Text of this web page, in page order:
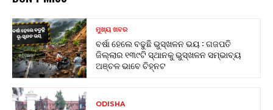
ମୁଖ୍ୟ ଖବର
ବର୍ଷା ହେଲେ ବଢୁଛି ଭୁସ୍ଖଳନ ଭୟ : ଗଜପତି
ଜିଲ୍ଲାର ୧୩୯ଟି ସ୍ଥାନକୁ ଭୁସ୍ଖଳନ ସମ୍ଭାବ୍ୟ
ଅଞ୍ଚଳ ଭାବେ ଚିହ୍ନଟ
ODISHA